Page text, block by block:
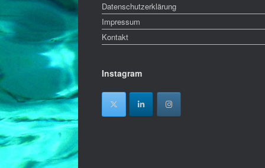
Datenschutzerklärung
Impressum
Kontakt
Instagram